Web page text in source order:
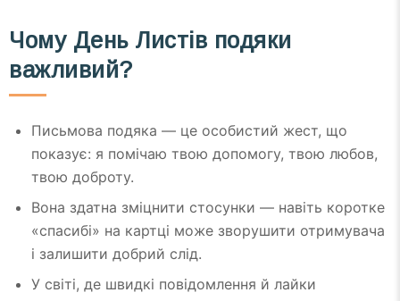
Чому День Листів подяки
важливий?
Письмова подяка — це особистий жест, що
показує: я помічаю твою допомогу, твою любов,
твою доброту.
Вона здатна зміцнити стосунки — навіть коротке
«спасибі» на картці може зворушити отримувача
і залишити добрий слід.
У світі, де швидкі повідомлення й лайки